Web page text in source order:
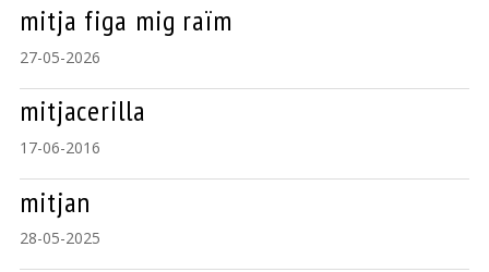
mitja figa mig raïm
27-05-2026
mitjacerilla
17-06-2016
mitjan
28-05-2025